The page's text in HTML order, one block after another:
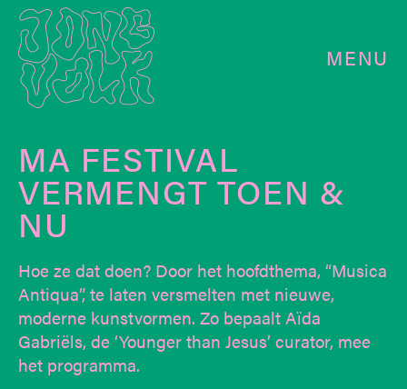
MENU
MA FESTIVAL
VERMENGT TOEN &
NU
Hoe ze dat doen? Door het hoofdthema, “Musica
Antiqua”, te laten versmelten met nieuwe,
moderne kunstvormen. Zo bepaalt Aïda
Gabriëls, de ‘Younger than Jesus’ curator, mee
het programma.